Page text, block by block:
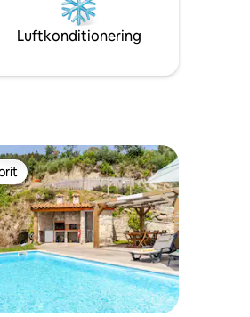
Luftkonditionering